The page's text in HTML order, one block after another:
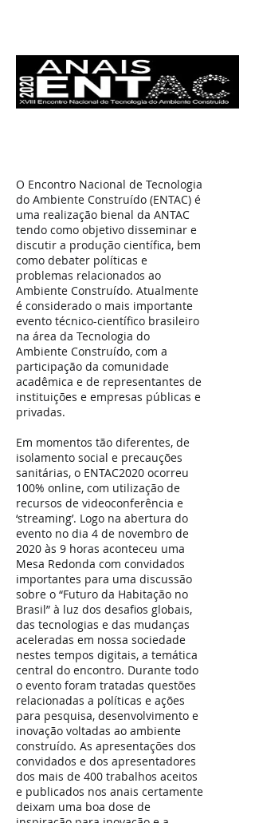
O Encontro Nacional de Tecnologia
do Ambiente Construído (ENTAC) é
uma realização bienal da ANTAC
tendo como objetivo disseminar e
discutir a produção científica, bem
como debater políticas e
problemas relacionados ao
Ambiente Construído. Atualmente
é considerado o mais importante
evento técnico-científico brasileiro
na área da Tecnologia do
Ambiente Construído, com a
participação da comunidade
acadêmica e de representantes de
instituições e empresas públicas e
privadas.
Em momentos tão diferentes, de
isolamento social e precauções
sanitárias, o ENTAC2020 ocorreu
100% online, com utilização de
recursos de videoconferência e
‘streaming’. Logo na abertura do
evento no dia 4 de novembro de
2020 às 9 horas aconteceu uma
Mesa Redonda com convidados
importantes para uma discussão
sobre o “Futuro da Habitação no
Brasil” à luz dos desafios globais,
das tecnologias e das mudanças
aceleradas em nossa sociedade
nestes tempos digitais, a temática
central do encontro. Durante todo
o evento foram tratadas questões
relacionadas a políticas e ações
para pesquisa, desenvolvimento e
inovação voltadas ao ambiente
construído. As apresentações dos
convidados e dos apresentadores
dos mais de 400 trabalhos aceitos
e publicados nos anais certamente
deixam uma boa dose de